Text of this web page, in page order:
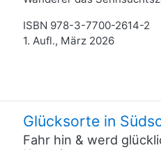
ISBN 978-3-7700-2614-2
1. Aufl., März 2026
Glücksorte in
Fahr hin & werd